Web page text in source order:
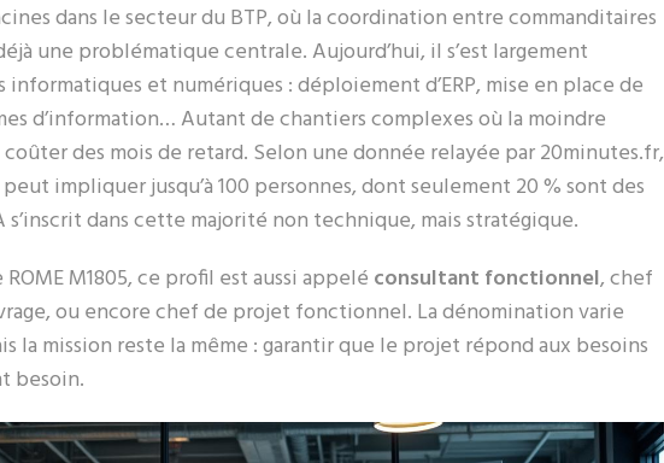
dans le secteur du BTP, où la coordination entre commanditaires
une problématique centrale. Aujourd’hui, il s’est largement
et numériques : déploiement d’ERP, mise en place de
d’information… Autant de chantiers complexes où la moindre
des mois de retard. Selon une donnée relayée par 20minutes.fr,
impliquer jusqu’à 100 personnes, dont seulement 20 % sont des
s’inscrit dans cette majorité non technique, mais stratégique.
M1805, ce profil est aussi appelé consultant fonctionnel, chef
ou encore chef de projet fonctionnel. La dénomination varie
la mission reste la même : garantir que le projet répond aux besoins
besoin.